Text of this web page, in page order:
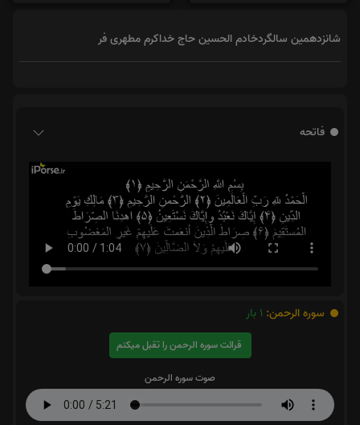
شانزدهمین سالگردخادم الحسین حاج خداکرم مطهری فر
فاتحه
سوره الرحمن: 1 بار
قرائت سوره الرحمن را تقبل میکنم
صوت سوره الرحمن